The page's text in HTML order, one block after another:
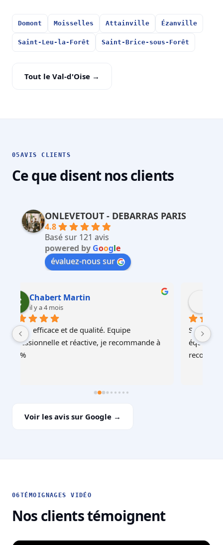
Domont Moisselles Attainville Ézanville
Saint-Leu-la-Forêt Saint-Brice-sous-Forêt
Tout le Val-d'Oise →
05AVIS CLIENTS
Ce que disent nos clients
ONLEVETOUT - DEBARRAS PARIS
4.8
Basé sur 121 avis
powered by Google
évaluez-nous sur
Martin Faliu
il y a 4 mois
Service au top, devis ultra rapide et cohérent,
équipes professionnelles et soignéesJe
Voir les avis sur Google →
06TÉMOIGNAGES VIDÉO
Nos clients témoignent